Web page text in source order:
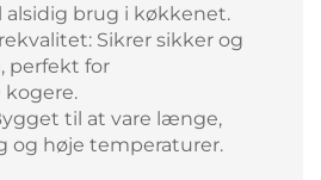
alsidig brug i køkkenet.
Sikrer sikker og
perfekt for
til at vare længe,
og høje temperaturer.